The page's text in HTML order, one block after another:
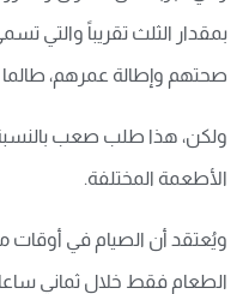
بمقدار الثلث تقريباً والتي
صحتهم وإطالة عمرهم، طالما
ولكن، هذا طلب صعب
الأطعمة المختلفة.
ويُعتقد أن الصيام في أوقات
الطعام فقط خلال ثماني